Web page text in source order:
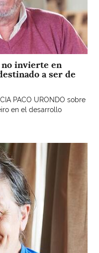
no invierte en
a ser de
PACO URONDO sobre
en el desarrollo